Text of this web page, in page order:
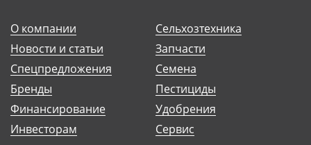
О компании
Новости и статьи
Спецпредложения
Бренды
Финансирование
Инвесторам
Сельхозтехника
Запчасти
Семена
Пестициды
Удобрения
Сервис